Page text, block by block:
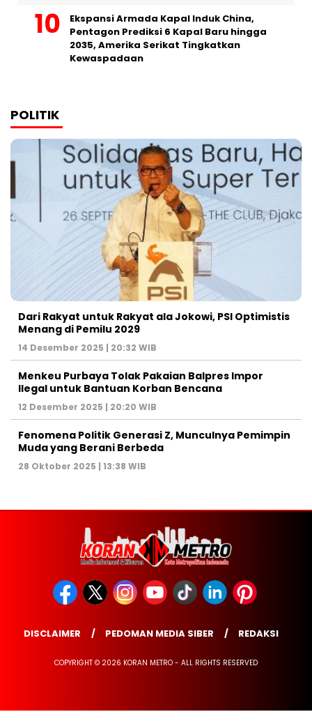
Ekspansi Armada Kapal Induk China,
Pentagon Prediksi 6 Kapal Baru hingga
2035, Amerika Serikat Tingkatkan
Kewaspadaan
POLITIK
Dari Rakyat untuk Rakyat ala Jokowi, PSI Optimistis
Menang di Pemilu 2029
14 Desember 2025 | 20:32 WIB
Menkeu Purbaya Tolak Pakaian Balpres Impor
Ilegal untuk Bantuan Korban Bencana
12 Desember 2025 | 20:20 WIB
Fenomena Politik Generasi Z, Munculnya Pemimpin
Muda yang Berani Berbeda
28 Oktober 2025 | 13:38 WIB
DISCLAIMER PEDOMAN MEDIA SIBER REDAKSI
COPYRIGHT © 2026 KORAN METRO - ALL RIGHTS RESERVED